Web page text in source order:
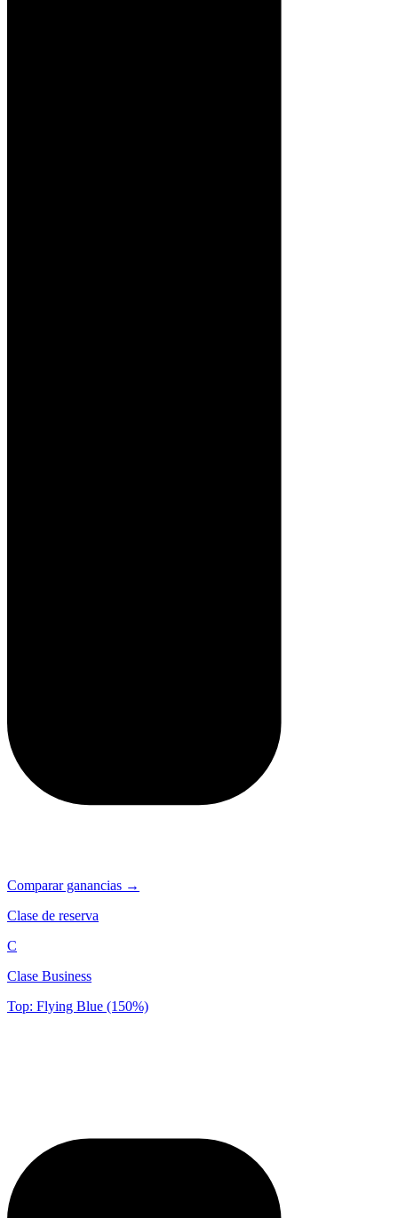
Comparar ganancias →
Clase de reserva
C
Clase Business
Top: Flying Blue (150%)